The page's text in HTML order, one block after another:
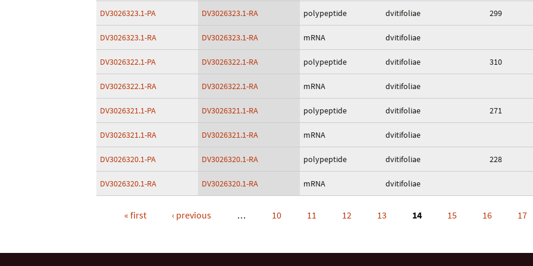
DV3026323.1-PA DV3026323.1-RA polypeptide dvitifoliae 299
DV3026323.1-RA DV3026323.1-RA mRNA dvitifoliae
DV3026322.1-PA DV3026322.1-RA polypeptide dvitifoliae 310
DV3026322.1-RA DV3026322.1-RA mRNA dvitifoliae
DV3026321.1-PA DV3026321.1-RA polypeptide dvitifoliae 271
DV3026321.1-RA DV3026321.1-RA mRNA dvitifoliae
DV3026320.1-PA DV3026320.1-RA polypeptide dvitifoliae 228
DV3026320.1-RA DV3026320.1-RA mRNA dvitifoliae
« first ‹ previous … 10 11 12 13 14 15 16 17